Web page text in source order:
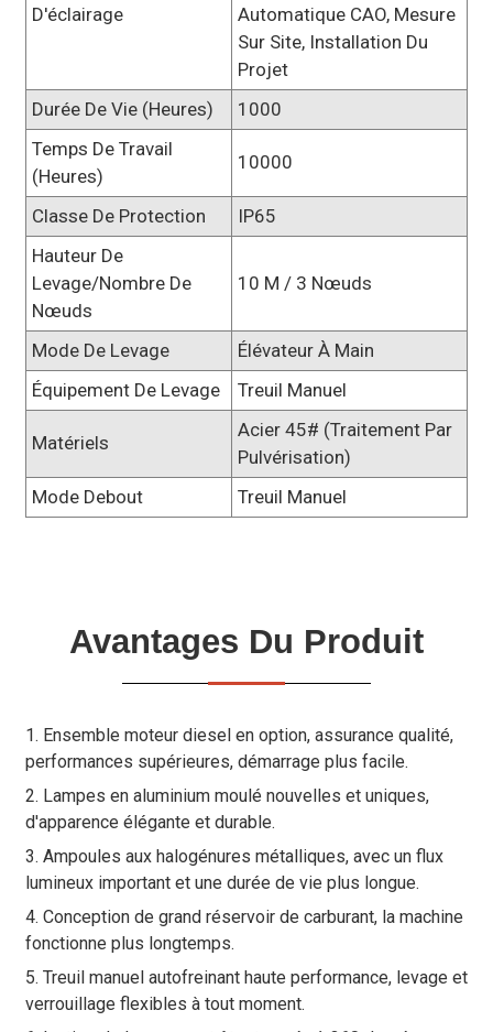
D'éclairage
Automatique CAO, Mesure
Sur Site, Installation Du
Projet
Durée De Vie (heures)
1000
Temps De Travail
(heures)
10000
Classe De Protection
IP65
Hauteur De
Levage/nombre De
Nœuds
10 M / 3 Nœuds
Mode De Levage
Élévateur À Main
Équipement De Levage
Treuil Manuel
Matériels
Acier 45# (traitement Par
Pulvérisation)
Mode Debout
Treuil Manuel
Avantages Du Produit
1. Ensemble moteur diesel en option, assurance qualité,
performances supérieures, démarrage plus facile.
2. Lampes en aluminium moulé nouvelles et uniques,
d'apparence élégante et durable.
3. Ampoules aux halogénures métalliques, avec un flux
lumineux important et une durée de vie plus longue.
4. Conception de grand réservoir de carburant, la machine
fonctionne plus longtemps.
5. Treuil manuel autofreinant haute performance, levage et
verrouillage flexibles à tout moment.